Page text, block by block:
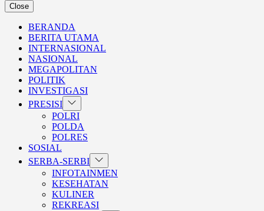
Close
BERANDA
BERITA UTAMA
INTERNASIONAL
NASIONAL
MEGAPOLITAN
POLITIK
INVESTIGASI
PRESISI Show
sub
menu
POLRI
POLDA
POLRES
SOSIAL
SERBA-SERBI Show
sub
menu
INFOTAINMEN
KESEHATAN
KULINER
REKREASI